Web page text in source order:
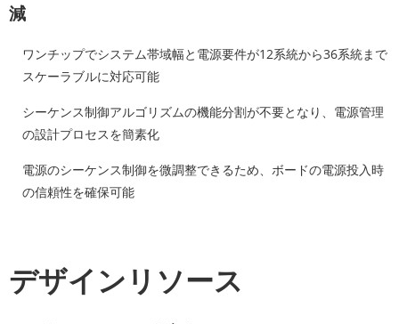
減
ワンチップでシステム帯域幅と電源要件が12系統から36系統まで
スケーラブルに対応可能
シーケンス制御アルゴリズムの機能分割が不要となり、電源管理
の設計プロセスを簡素化
電源のシーケンス制御を微調整できるため、ボードの電源投入時
の信頼性を確保可能
デザインリソース